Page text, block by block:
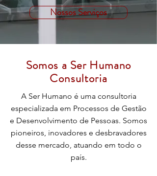
Nossos Serviços
Somos a Ser Humano
Consultoria
A Ser Humano é uma consultoria
especializada em Processos de Gestão
e Desenvolvimento de Pessoas. Somos
pioneiros, inovadores e desbravadores
desse mercado, atuando em todo o
país.